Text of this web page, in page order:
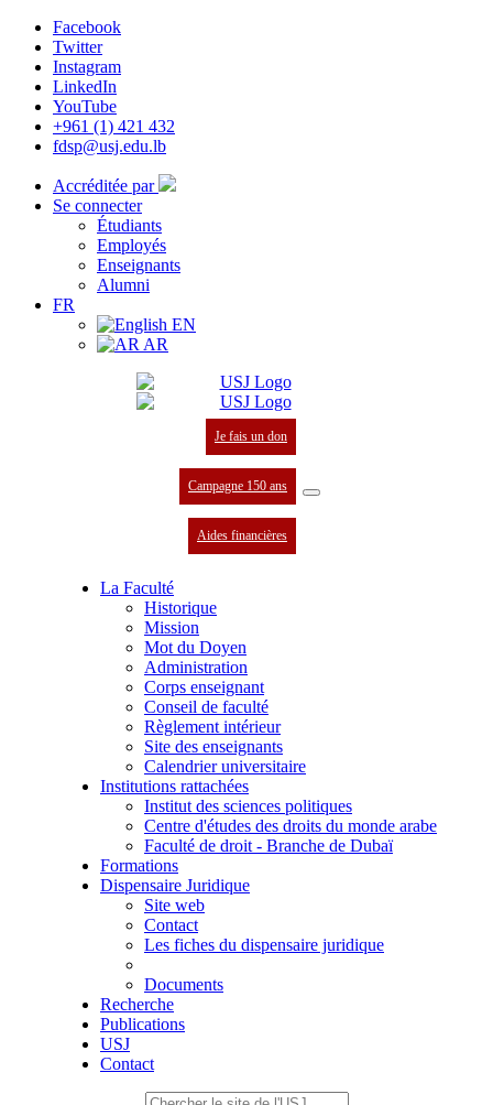
Facebook
Twitter
Instagram
LinkedIn
YouTube
+961 (1) 421 432
fdsp@usj.edu.lb
Accréditée par
Se connecter
Étudiants
Employés
Enseignants
Alumni
FR
EN
AR
Je fais un don
Campagne 150 ans
Aides financières
La Faculté
Historique
Mission
Mot du Doyen
Administration
Corps enseignant
Conseil de faculté
Règlement intérieur
Site des enseignants
Calendrier universitaire
Institutions rattachées
Institut des sciences politiques
Centre d'études des droits du monde arabe
Faculté de droit - Branche de Dubaï
Formations
Dispensaire Juridique
Site web
Contact
Les fiches du dispensaire juridique
Documents
Recherche
Publications
USJ
Contact